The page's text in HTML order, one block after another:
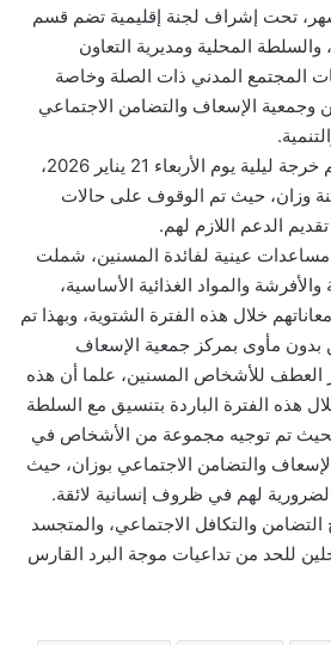
تحت إشراف لجنة إقليمية تضم قسم
والسلطة المحلية ومديرية التعاون
المجتمع المدني ذات الصلة وخاصة
وجمعية الإسعاف والتضامن الاجتماعي
وفي هذا السياق، تم تنظيم خرجة ليلية يوم الأربعاء 21 يناير 2026،
وزان، حيث تم الوقوف على حالات
الدعم اللازم لهم.
عينية لفائدة المسنين، شملت
والمواد الغذائية الأساسية،
خلال هذه الفترة الشتوية، وبهذا تم
بدون مأوى بمركز جمعية الإسعاف
العطف للأشخاص المسنين، علما أن هذه
هذه الفترة الباردة بتنسيق مع السلطة
بحيث تم توجيه مجموعة من الأشخاص في
والتضامن الاجتماعي بوزان، حيث
الضرورية لهم في ظروف إنسانية لائقة.
والتكافل الاجتماعي، والمتجسد
للحد من تداعيات موجة البرد القارس